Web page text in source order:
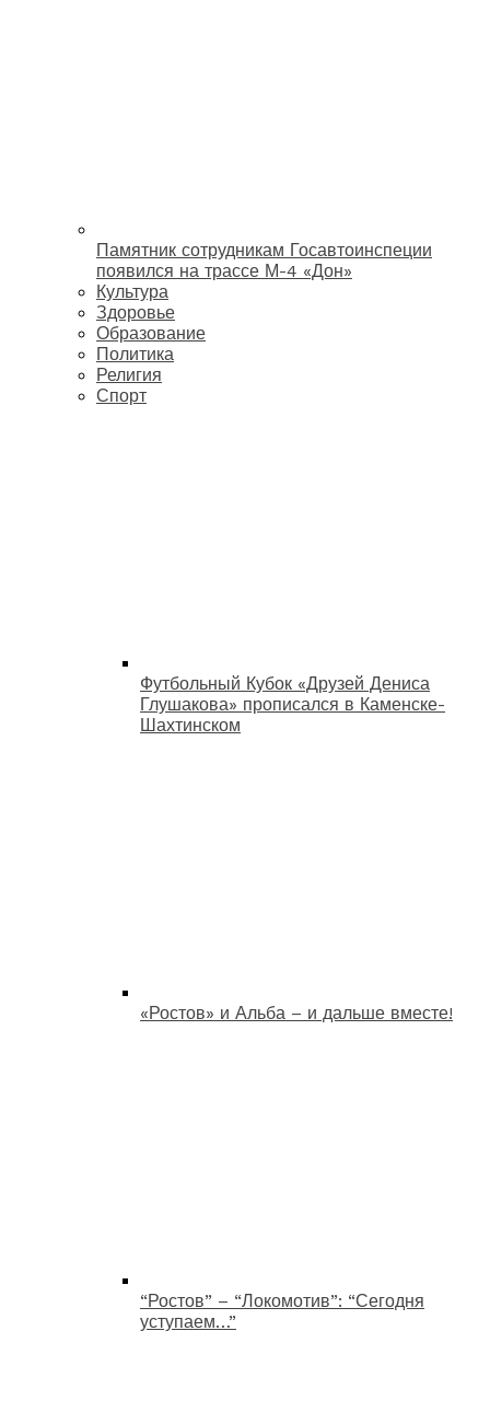
Памятник сотрудникам Госавтоинспеции
появился на трассе М-4 «Дон»
Культура
Здоровье
Образование
Политика
Религия
Спорт
Футбольный Кубок «Друзей Дениса
Глушакова» прописался в Каменске-
Шахтинском
«Ростов» и Альба – и дальше вместе!
“Ростов” – “Локомотив”: “Сегодня
уступаем…”